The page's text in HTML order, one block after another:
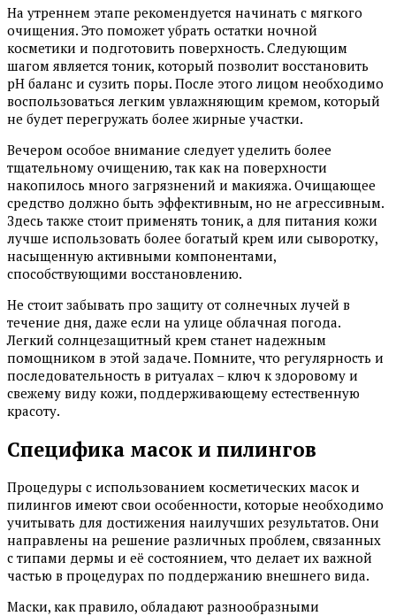
На утреннем этапе рекомендуется начинать с мягкого
очищения. Это поможет убрать остатки ночной
косметики и подготовить поверхность. Следующим
шагом является тоник, который позволит восстановить
pH баланс и сузить поры. После этого лицом необходимо
воспользоваться легким увлажняющим кремом, который
не будет перегружать более жирные участки.
Вечером особое внимание следует уделить более
тщательному очищению, так как на поверхности
накопилось много загрязнений и макияжа. Очищающее
средство должно быть эффективным, но не агрессивным.
Здесь также стоит применять тоник, а для питания кожи
лучше использовать более богатый крем или сыворотку,
насыщенную активными компонентами,
способствующими восстановлению.
Не стоит забывать про защиту от солнечных лучей в
течение дня, даже если на улице облачная погода.
Легкий солнцезащитный крем станет надежным
помощником в этой задаче. Помните, что регулярность и
последовательность в ритуалах – ключ к здоровому и
свежему виду кожи, поддерживающему естественную
красоту.
Специфика масок и пилингов
Процедуры с использованием косметических масок и
пилингов имеют свои особенности, которые необходимо
учитывать для достижения наилучших результатов. Они
направлены на решение различных проблем, связанных
с типами дермы и её состоянием, что делает их важной
частью в процедурах по поддержанию внешнего вида.
Маски, как правило, обладают разнообразными